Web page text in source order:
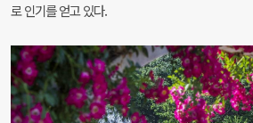
로 인기를 얻고 있다.